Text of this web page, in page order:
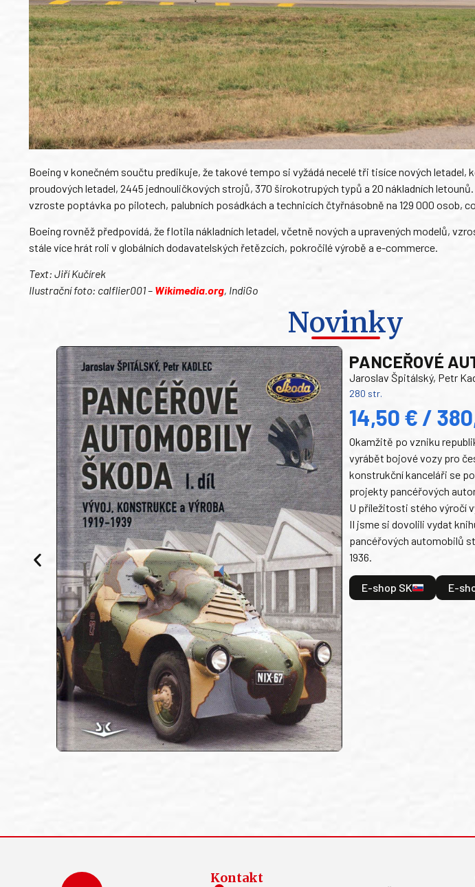
Boeing v konečném součtu predikuje, že takové tempo si vyžádá necelé tři tisíce nových letadel,
proudových letadel, 2445 jednouličkových strojů, 370 širokotrupých typů a 20 nákladních
vzroste poptávka po pilotech, palubních posádkách a technicích čtyřnásobně na 129 000 osob,
Boeing rovněž předpovídá, že flotila nákladních letadel, včetně nových a upravených modelů,
stále více hrát roli v globálních dodavatelských řetězcích, pokročilé výrobě a e-commerce.
Text: Jiří Kučírek
Ilustrační foto: calflier001 – Wikimedia.org, IndiGo
Novinky
PANCEŘOVÉ
Jaroslav Špitálský, Petr
280 str.
14,50 € /
Okamžitě po vzniku
vyrábět bojové vozy pro
konstrukční kanceláři se
projekty pancéřových
U příležitosti stého výročí
II jsme si dovolili vydat
pancéřových automobilů
1936.
E-shop SK E-
Kontakt